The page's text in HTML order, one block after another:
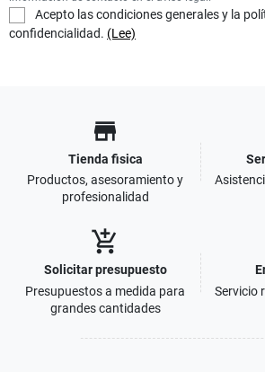
Acepto las condiciones generales y la
confidencialidad. (Lee)
store
Tienda fisica
Productos, asesoramiento y
profesionalidad
add_shopping_cart
Solicitar presupuesto
Presupuestos a medida para
grandes cantidades
Servicio